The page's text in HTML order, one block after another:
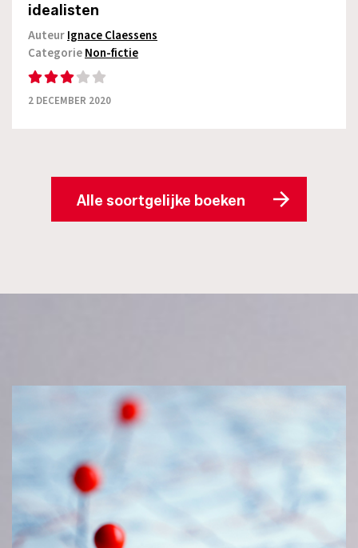
idealisten
AuteurIgnace Claessens
CategorieNon-fictie
2 DECEMBER 2020
Alle soortgelijke boeken